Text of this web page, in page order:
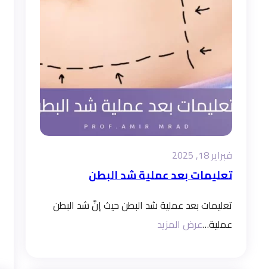
فبراير 18, 2025
تعليمات بعد عملية شد البطن
تعليمات بعد عملية شد البطن حيث إنَّ شد البطن
عملية…عرض المزيد